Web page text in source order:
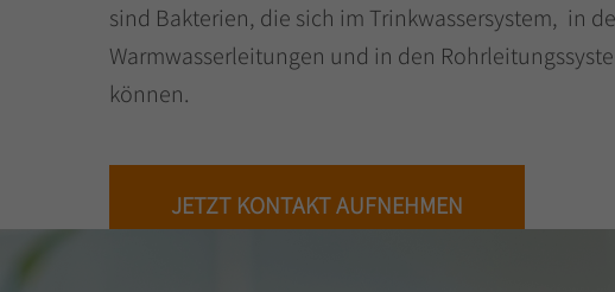
sind Bakterien, die sich im Trinkwassersystem, in
Warmwasserleitungen und in den
können.
JETZT KONTAKT AUFNEHMEN